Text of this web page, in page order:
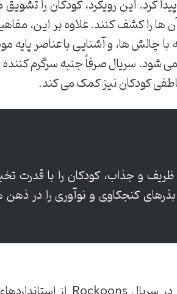
کرد. این رویکرد، کودکان را تشویق
ها را کشف کنند. علاوه بر این،
چالش ها، و آشنایی با عناصر پایه
سریال صرفاً جنبه سرگرم کننده
کودکان نیز کمک می کند.
و جذاب، کودکان را با قدرت
بذرهای کنجکاوی و نوآوری را در